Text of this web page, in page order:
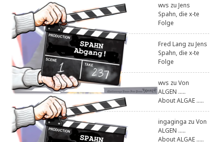
wvs zuJens
Spahn, die x-te
Folge
Fred Lang zuJens
Spahn, die x-te
Folge
wvs zuVon
ALGEN .....
About ALGAE .....
ingaginga zuVon
ALGEN .....
About ALGAE .....